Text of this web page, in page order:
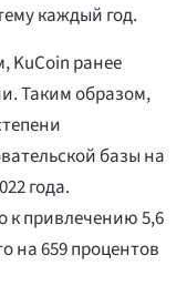
каждый год.
KuCoin ранее
Таким образом,
базы на
года.
к привлечению 5,6
на 659 процентов